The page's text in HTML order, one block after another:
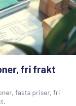
fri frakt
fasta priser, fri